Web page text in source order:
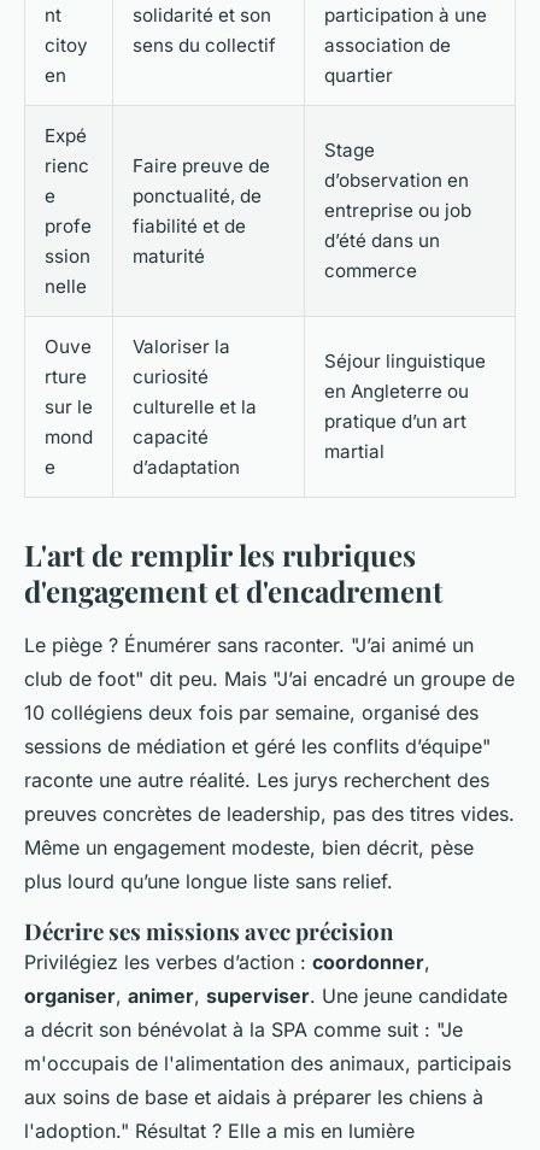
nt
citoy
en
solidarité et son
sens du collectif
participation à une
association de
quartier
Expé
rienc
e
profe
ssion
nelle
Faire preuve de
ponctualité, de
fiabilité et de
maturité
Stage
d’observation en
entreprise ou job
d’été dans un
commerce
Ouve
rture
sur le
mond
e
Valoriser la
curiosité
culturelle et la
capacité
d’adaptation
Séjour linguistique
en Angleterre ou
pratique d’un art
martial
L'art de remplir les rubriques
d'engagement et d'encadrement
Le piège ? Énumérer sans raconter. "J’ai animé un
club de foot" dit peu. Mais "J’ai encadré un groupe de
10 collégiens deux fois par semaine, organisé des
sessions de médiation et géré les conflits d’équipe"
raconte une autre réalité. Les jurys recherchent des
preuves concrètes de leadership, pas des titres vides.
Même un engagement modeste, bien décrit, pèse
plus lourd qu’une longue liste sans relief.
Décrire ses missions avec précision
Privilégiez les verbes d’action : coordonner,
organiser, animer, superviser. Une jeune candidate
a décrit son bénévolat à la SPA comme suit : "Je
m'occupais de l'alimentation des animaux, participais
aux soins de base et aidais à préparer les chiens à
l'adoption." Résultat ? Elle a mis en lumière